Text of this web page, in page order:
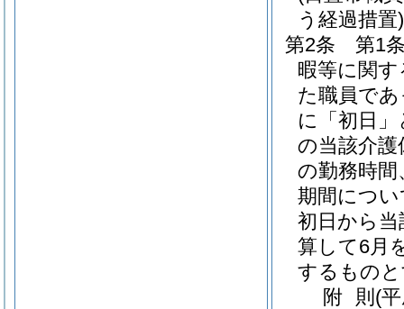
う経過措置)
第2条
第1
暇等に関
た職員で
に「初日
の当該介
の勤務時間
期間につ
初日から
算して6月
するもの
附 則 (